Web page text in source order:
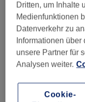
Service
Bewertungen filtern
Bewertung
Dritten, um Inhalte
Medienfunktionen
Datenverkehr zu
Informationen
unsere Partner für
Analysen weiter.
Cookie-